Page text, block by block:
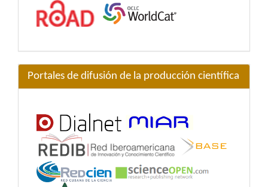
Portales de difusión de la producción científica